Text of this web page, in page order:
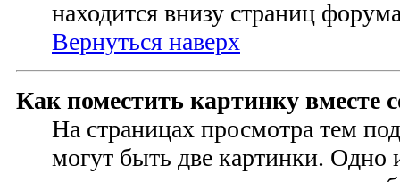
находится внизу страниц
Вернуться наверх
Как поместить картинку вместе
На страницах просмотра тем
могут быть две картинки. Одно